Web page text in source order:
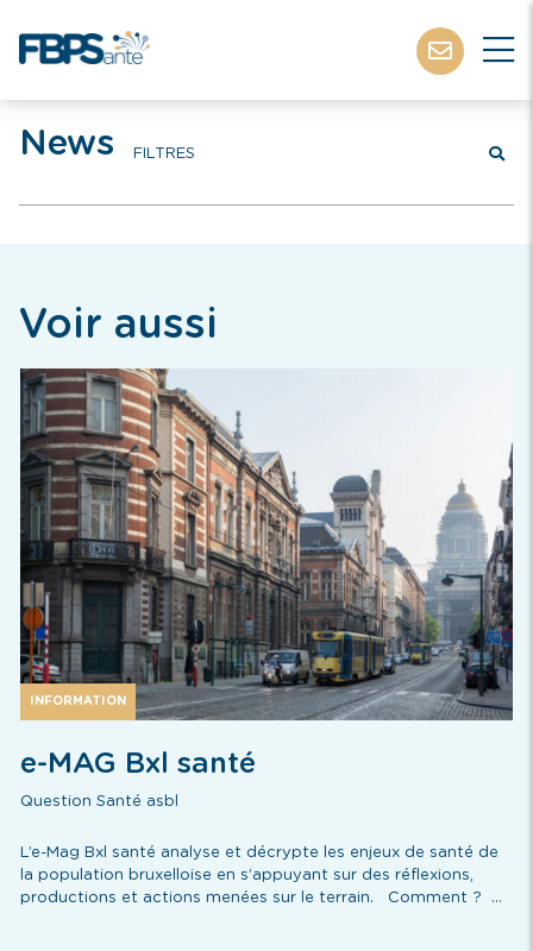
News FILTRES
Voir aussi
INFORMATION
e-MAG Bxl santé
Question Santé asbl
L’e-Mag Bxl santé analyse et décrypte les enjeux de santé de
la population bruxelloise en s’appuyant sur des réflexions,
productions et actions menées sur le terrain. Comment ? ...